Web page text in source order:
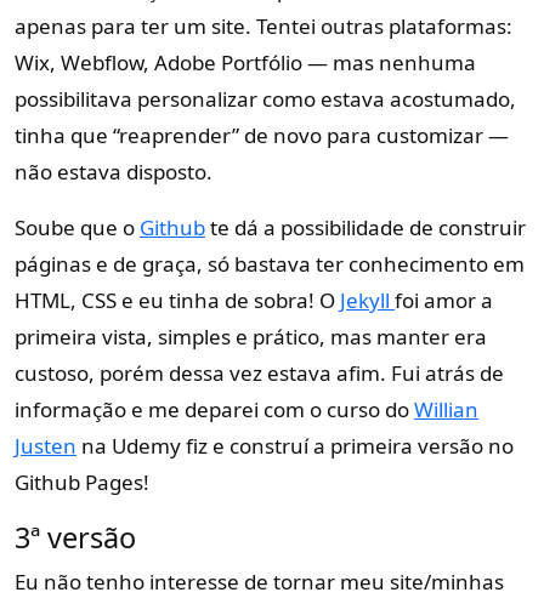
apenas para ter um site. Tentei outras plataformas:
Wix, Webflow, Adobe Portfólio — mas nenhuma
possibilitava personalizar como estava acostumado,
tinha que “reaprender” de novo para customizar —
não estava disposto.
Soube que o Githubte dá a possibilidade de construir
páginas e de graça, só bastava ter conhecimento em
HTML, CSS e eu tinha de sobra! O Jekyll foi amor a
primeira vista, simples e prático, mas manter era
custoso, porém dessa vez estava afim. Fui atrás de
informação e me deparei com o curso doWillian
Justen na Udemy fiz e construí a primeira versão no
Github Pages!
3ª versão
Eu não tenho interesse de tornar meu site/minhas